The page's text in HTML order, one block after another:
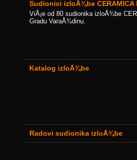
Sudionici izloÅ¾be
ViÅ¡e od 80 sudionika izloÅ¾be
Gradu VaraÅ¾dinu.
Katalog izloÅ¾be
Radovi sudionika izloÅ¾be